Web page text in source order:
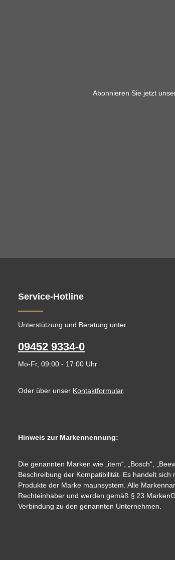
Abonnieren Sie jetzt
Service-Hotline
Unterstützung und Beratung unter:
09452 9334-0
Mo-Fr, 09:00 - 17:00 Uhr
Oder über unser Kontaktformular.
Hinweis zur Markennennung:
Die genannten Marken wie „item“, „Bosch“,
Beschreibung der Kompatibilität. Es handelt
Produkte der Marke maunsystem. Alle
Rechteinhaber und werden gemäß § 23
Verbindung zu den genannten Unternehmen.